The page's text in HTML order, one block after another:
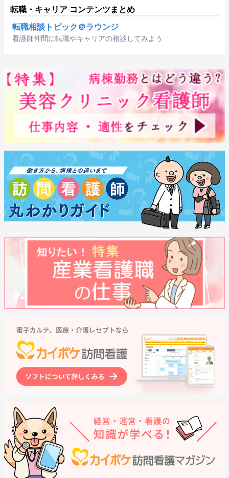
転職・キャリア コンテンツまとめ
転職相談トピック＠ラウンジ
看護師仲間に転職やキャリアの相談してみよう